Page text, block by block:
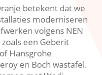
betekent dat we
moderniseren
volgens NEN
een Geberit
Hansgrohe
en Boch wastafel.